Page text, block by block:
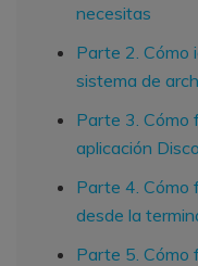
necesitas
Parte 2. Cómo
sistema de
Parte 3. Cómo
aplicación
Parte 4. Cómo
desde la
Parte 5. Cómo